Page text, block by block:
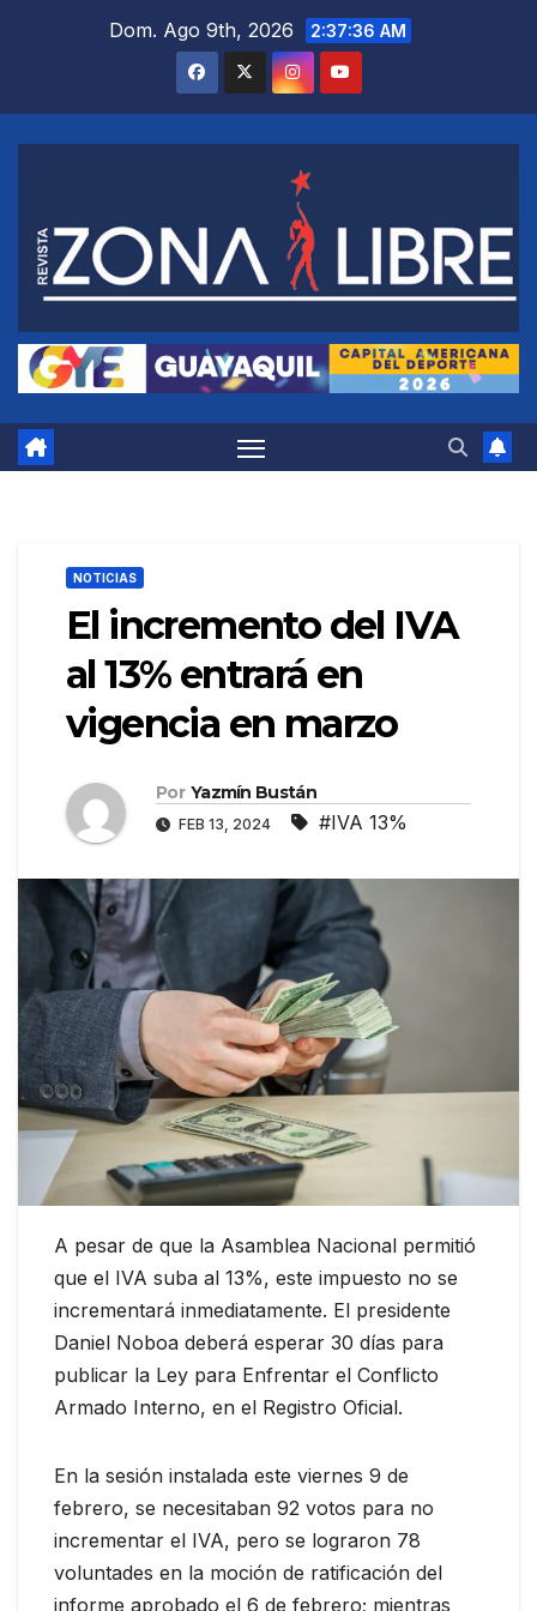
Dom. Ago 9th, 2026 2:37:37 AM
NOTICIAS
El incremento del IVA
al 13% entrará en
vigencia en marzo
Por Yazmín Bustán
FEB 13, 2024 #IVA 13%
A pesar de que la Asamblea Nacional permitió
que el IVA suba al 13%, este impuesto no se
incrementará inmediatamente. El presidente
Daniel Noboa deberá esperar 30 días para
publicar la Ley para Enfrentar el Conflicto
Armado Interno, en el Registro Oficial.
En la sesión instalada este viernes 9 de
febrero, se necesitaban 92 votos para no
incrementar el IVA, pero se lograron 78
voluntades en la moción de ratificación del
informe aprobado el 6 de febrero; mientras